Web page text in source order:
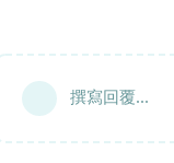
撰寫回覆...